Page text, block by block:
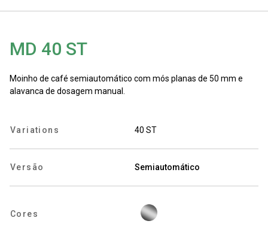
MD 40 ST
Moinho de café semiautomático com mós planas de 50 mm e
alavanca de dosagem manual.
Variations 40 ST
Versão Semiautomático
Cores
Connect
Política de Privacidade